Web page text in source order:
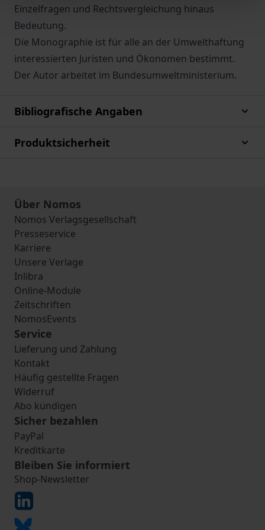
Einzelfragen und Rechtsvergleichung hinaus
Bedeutung.
Die Monographie ist für alle an der Umwelthaftung
interessierten Juristen und Ökonomen bestimmt.
Der Autor arbeitet im Bundesumweltministerium.
Bibliografische Angaben
Produktsicherheit
Über Nomos
Nomos Verlagsgesellschaft
Presseservice
Karriere
Unsere Verlage
Inlibra
Online-Module
Zeitschriften
NomosEvents
Service
Lieferung und Zahlung
Kontakt
Häufig gestellte Fragen
Widerruf
Abo kündigen
Sicher bezahlen
PayPal
Kreditkarte
Bleiben Sie informiert
Shop-Newsletter